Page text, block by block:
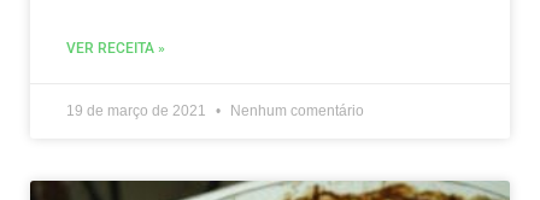
VER RECEITA »
19 de março de 2021 Nenhum comentário